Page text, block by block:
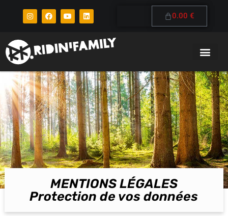
0.00 €
MENTIONS LÉGALES
Protection de vos données